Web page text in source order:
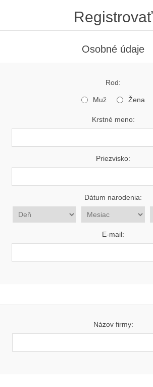
Registrovať
Osobné údaje
Rod:
Muž Žena
Krstné meno:
Priezvisko:
Dátum narodenia:
E-mail:
Názov firmy: